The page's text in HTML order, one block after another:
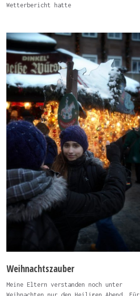
Wetterbericht hatte
Weihnachtszauber
Meine Eltern verstanden noch unter